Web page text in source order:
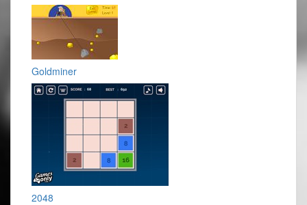
Goldminer
2048